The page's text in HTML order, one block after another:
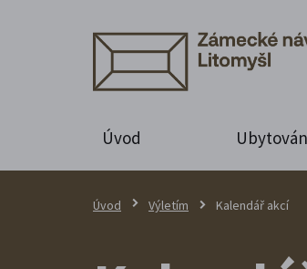
Úvod
Úvod Výletím Kalendář akcí